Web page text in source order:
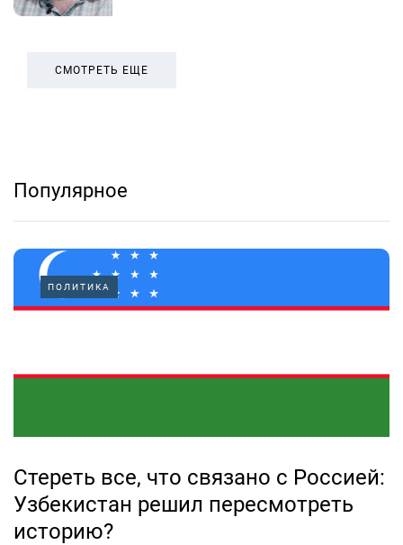
СМОТРЕТЬ ЕЩЕ
Популярное
ПОЛИТИКА
Стереть все, что связано с Россией:
Узбекистан решил пересмотреть
историю?